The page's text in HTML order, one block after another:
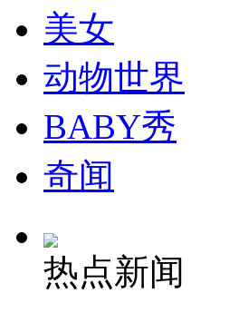
司机酒驾遇交警 急速倒车逃窜
美女
动物世界
BABY秀
奇闻
热点新闻